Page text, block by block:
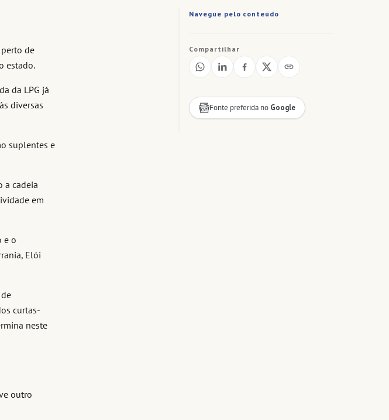
Navegue pelo conteúdo
Compartilhar
Fonte preferida no Google
de
estado.
da LPG já
diversas
suplentes e
a cadeia
em
e o
Elói
curtas-
neste
outro